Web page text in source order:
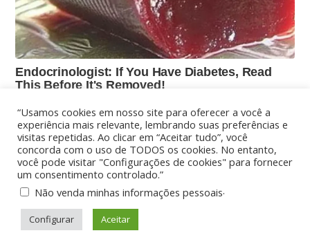
“Usamos cookies em nosso site para oferecer a você a
experiência mais relevante, lembrando suas preferências e
visitas repetidas. Ao clicar em “Aceitar tudo”, você
concorda com o uso de TODOS os cookies. No entanto,
você pode visitar "Configurações de cookies" para fornecer
um consentimento controlado.”
Não venda minhas informações pessoais.
Configurar Aceitar